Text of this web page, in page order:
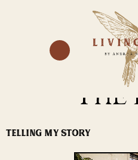
THE
TELLING MY STORY